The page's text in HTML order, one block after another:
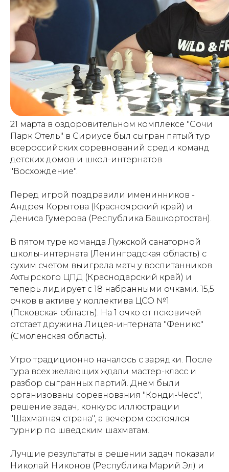
21 марта в оздоровительном комплексе "Сочи
Парк Отель" в Сириусе был сыгран пятый тур
всероссийских соревнований среди команд
детских домов и школ-интернатов
"Восхождение".
Перед игрой поздравили именинников -
Андрея Корытова (Красноярский край) и
Дениса Гумерова (Республика Башкортостан).
В пятом туре команда Лужской санаторной
школы-интерната (Ленинградская область) с
сухим счетом выиграла матч у воспитанников
Ахтырского ЦПД (Краснодарский край) и
теперь лидирует с 18 набранными очками. 15,5
очков в активе у коллектива ЦСО №1
(Псковская область). На 1 очко от псковичей
отстает дружина Лицея-интерната "Феникс"
(Смоленская область).
Утро традиционно началось с зарядки. После
тура всех желающих ждали мастер-класс и
разбор сыгранных партий. Днем были
организованы соревнования "Конди-Чесс",
решение задач, конкурс иллюстрации
"Шахматная страна", а вечером состоялся
турнир по шведским шахматам.
Лучшие результаты в решении задач показали
Николай Никонов (Республика Марий Эл) и